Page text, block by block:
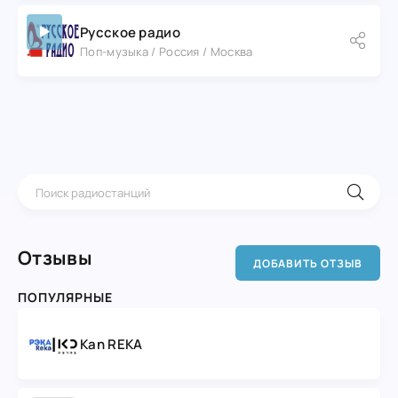
Русское радио
Поп-музыка / Россия / Москва
Отзывы ДОБАВИТЬ ОТЗЫВ
ПОПУЛЯРНЫЕ
Kan REKA